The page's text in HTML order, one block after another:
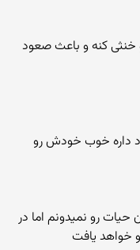
خنثی کنه و باعث صعود
داره خوب خودش رو
رو نمیدونم اما در
خواهد یافت